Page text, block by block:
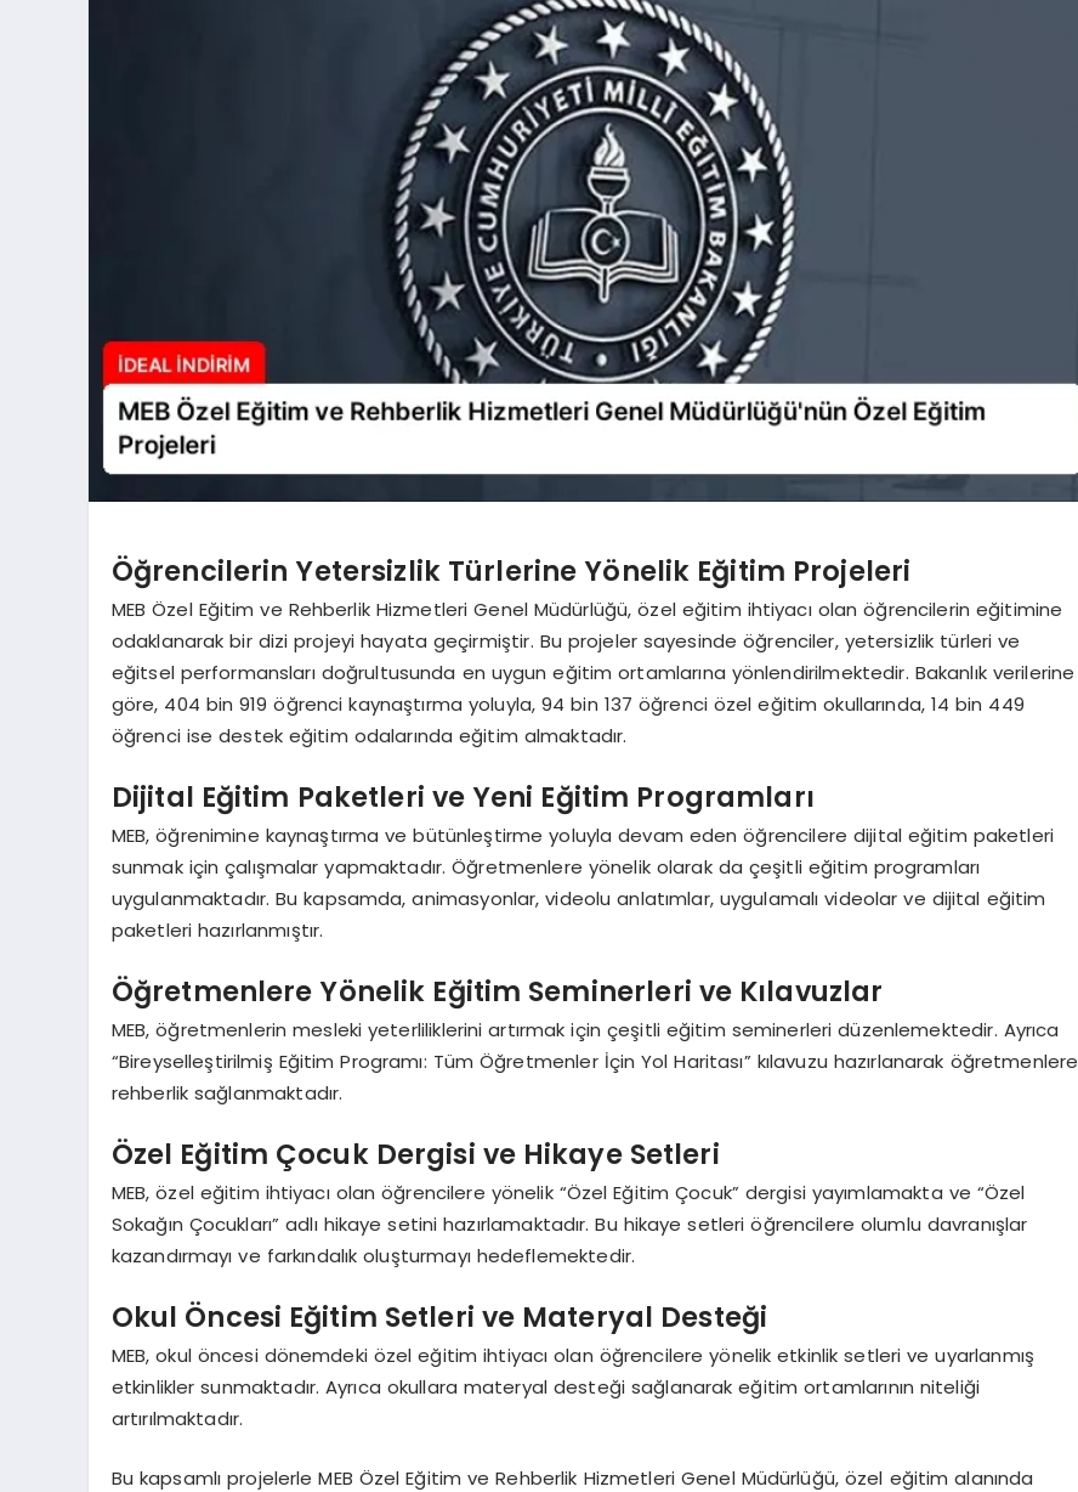
Öğrencilerin Yetersizlik Türlerine Yönelik Eğitim Projeleri
MEB Özel Eğitim ve Rehberlik Hizmetleri Genel Müdürlüğü, özel eğitim ihtiyacı olan öğrencilerin eğitimine
odaklanarak bir dizi projeyi hayata geçirmiştir. Bu projeler sayesinde öğrenciler, yetersizlik türleri ve
eğitsel performansları doğrultusunda en uygun eğitim ortamlarına yönlendirilmektedir. Bakanlık verilerine
göre, 404 bin 919 öğrenci kaynaştırma yoluyla, 94 bin 137 öğrenci özel eğitim okullarında, 14 bin 449
öğrenci ise destek eğitim odalarında eğitim almaktadır.
Dijital Eğitim Paketleri ve Yeni Eğitim Programları
MEB, öğrenimine kaynaştırma ve bütünleştirme yoluyla devam eden öğrencilere dijital eğitim paketleri
sunmak için çalışmalar yapmaktadır. Öğretmenlere yönelik olarak da çeşitli eğitim programları
uygulanmaktadır. Bu kapsamda, animasyonlar, videolu anlatımlar, uygulamalı videolar ve dijital eğitim
paketleri hazırlanmıştır.
Öğretmenlere Yönelik Eğitim Seminerleri ve Kılavuzlar
MEB, öğretmenlerin mesleki yeterliliklerini artırmak için çeşitli eğitim seminerleri düzenlemektedir. Ayrıca
“Bireyselleştirilmiş Eğitim Programı: Tüm Öğretmenler İçin Yol Haritası” kılavuzu hazırlanarak öğretmenlere
rehberlik sağlanmaktadır.
Özel Eğitim Çocuk Dergisi ve Hikaye Setleri
MEB, özel eğitim ihtiyacı olan öğrencilere yönelik “Özel Eğitim Çocuk” dergisi yayımlamakta ve “Özel
Sokağın Çocukları” adlı hikaye setini hazırlamaktadır. Bu hikaye setleri öğrencilere olumlu davranışlar
kazandırmayı ve farkındalık oluşturmayı hedeflemektedir.
Okul Öncesi Eğitim Setleri ve Materyal Desteği
MEB, okul öncesi dönemdeki özel eğitim ihtiyacı olan öğrencilere yönelik etkinlik setleri ve uyarlanmış
etkinlikler sunmaktadır. Ayrıca okullara materyal desteği sağlanarak eğitim ortamlarının niteliği
artırılmaktadır.
Bu kapsamlı projelerle MEB Özel Eğitim ve Rehberlik Hizmetleri Genel Müdürlüğü, özel eğitim alanında